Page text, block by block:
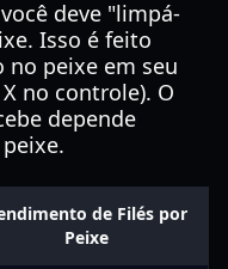
deve "limpá-
Isso é feito
peixe em seu
no controle). O
depende
de Filés por
Peixe